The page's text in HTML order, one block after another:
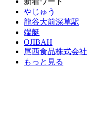
やじゅう
龍谷大前深草駅
端艇
OJIBAH
尾西食品株式会社
もっと見る